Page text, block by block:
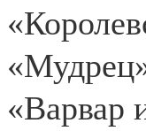
«Варвар